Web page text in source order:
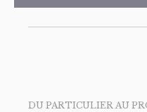
DU PARTICULIER AU